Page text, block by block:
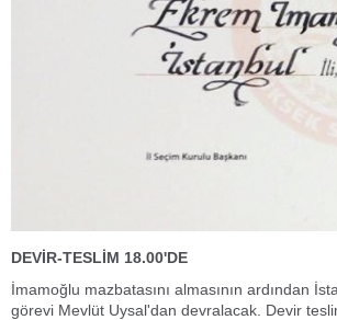
DEVİR-TESLİM 18.00'DE
İmamoğlu mazbatasını almasının ardından
görevi Mevlüt Uysal'dan devralacak. Devir